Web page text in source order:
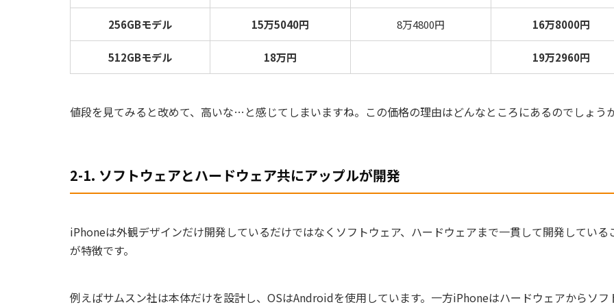
256GBモデル 15万5040円 8万4800円 16万8000円
512GBモデル 18万円 19万2960円
値段を見てみると改めて、高いな…と感じてしまいますね。この価格の理由はどんなところにあるのでしょうか
2-1. ソフトウェアとハードウェア共にアップルが開発
iPhoneは外観デザインだけ開発しているだけではなくソフトウェア、ハードウェアまで一貫して開発している
が特徴です。
例えばサムスン社は本体だけを設計し、 OSはAndroidを使用しています。一方iPhoneはハードウェアからソフ